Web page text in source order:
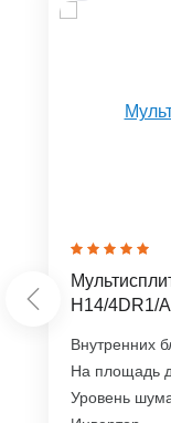
H14/4DR1/
Внутренних
На площадь
Уровень